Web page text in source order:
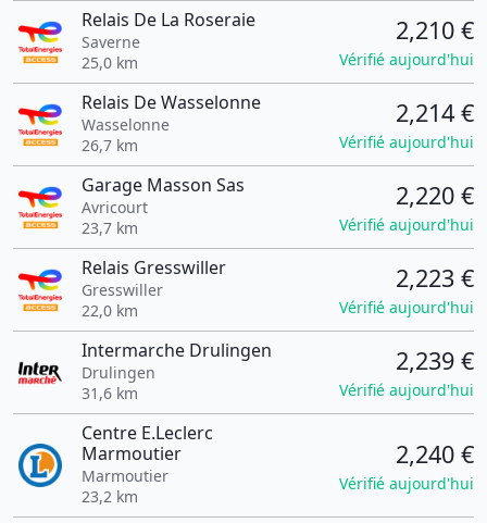
Relais De La Roseraie
Saverne
25,0 km
2,210 €
Vérifié aujourd'hui
Relais De Wasselonne
Wasselonne
26,7 km
2,214 €
Vérifié aujourd'hui
Garage Masson Sas
Avricourt
23,7 km
2,220 €
Vérifié aujourd'hui
Relais Gresswiller
Gresswiller
22,0 km
2,223 €
Vérifié aujourd'hui
Intermarche Drulingen
Drulingen
31,6 km
2,239 €
Vérifié aujourd'hui
Centre E.Leclerc
Marmoutier
Marmoutier
23,2 km
2,240 €
Vérifié aujourd'hui